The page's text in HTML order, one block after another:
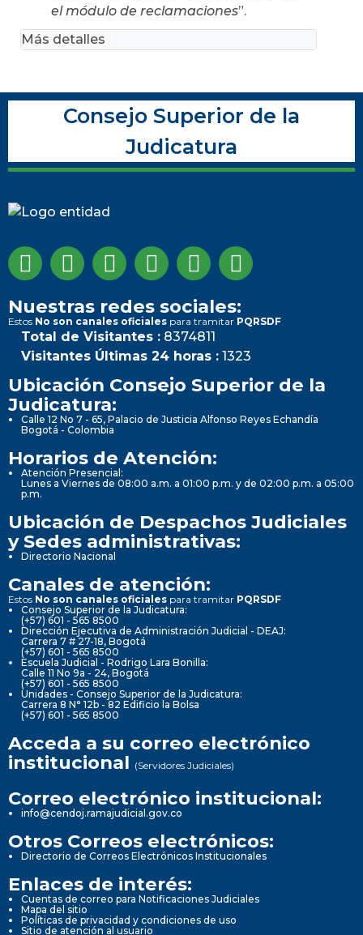
el módulo de reclamaciones”.
Más detalles
Consejo Superior de la
Judicatura
Nuestras redes sociales:
Estos No son canales oficiales para tramitar PQRSDF
Total de Visitantes : 8374811
Visitantes Últimas 24 horas : 1323
Ubicación Consejo Superior de la
Judicatura:
Calle 12 No 7 - 65, Palacio de Justicia Alfonso Reyes Echandía
Bogotá - Colombia
Horarios de Atención:
Atención Presencial:
Lunes a Viernes de 08:00 a.m. a 01:00 p.m. y de 02:00 p.m. a 05:00
p.m.
Ubicación de Despachos Judiciales
y Sedes administrativas:
Directorio Nacional
Canales de atención:
Estos No son canales oficiales para tramitar PQRSDF
Consejo Superior de la Judicatura:
(+57) 601 - 565 8500
Dirección Ejecutiva de Administración Judicial - DEAJ:
Carrera 7 # 27-18, Bogotá
(+57) 601 - 565 8500
Escuela Judicial - Rodrigo Lara Bonilla:
Calle 11 No 9a - 24, Bogotá
(+57) 601 - 565 8500
Unidades - Consejo Superior de la Judicatura:
Carrera 8 N° 12b - 82 Edificio la Bolsa
(+57) 601 - 565 8500
Acceda a su correo electrónico
institucional (Servidores Judiciales)
Correo electrónico institucional:
info@cendoj.ramajudicial.gov.co
Otros Correos electrónicos:
Directorio de Correos Electrónicos Institucionales
Enlaces de interés:
Cuentas de correo para Notificaciones Judiciales
Mapa del sitio
Políticas de privacidad y condiciones de uso
Sitio de atención al usuario